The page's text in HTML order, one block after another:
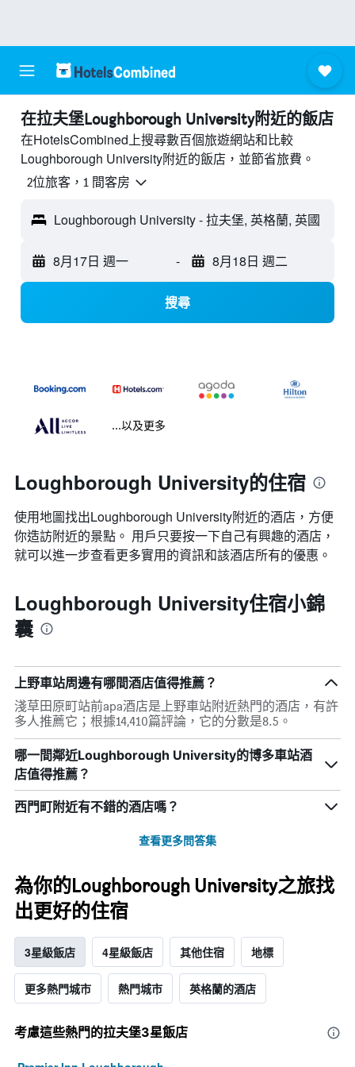
​在拉夫堡Loughborough University附近​的飯店
在HotelsCombined上搜尋數百個旅遊網站和比較
Loughborough University附近的飯店，並節省旅費。
2位旅客，1 間客房
Loughborough University - 拉夫堡, 英格蘭, 英國
8月17日 週一 - 8月18日 週二
搜尋
...以及更多
Loughborough University的住宿
使用地圖找出Loughborough University​附近的酒店，方便
你造訪附近的景點。 用戶只要按一下自己有興趣的酒店，
就可以進一步查看更多實用的資訊和該酒店所有的優惠。
Loughborough University住宿小錦
囊
上野車站周邊有哪間酒店值得推薦？
淺草田原町站前apa酒店是上野車站附近熱門的酒店，有許
多人推薦它；根據14,410篇評論，它的分數是8.5。
哪一間鄰近Loughborough University的博多車站酒
店值得推薦？
西門町附近有不錯的酒店嗎？
查看更多問答集
為你的Loughborough University之旅找
出更好的住宿
3星級飯店 4星級飯店 其他住宿 地標
更多熱門城市 熱門城市 英格蘭的酒店
考慮這些熱門的拉夫堡3星​飯店